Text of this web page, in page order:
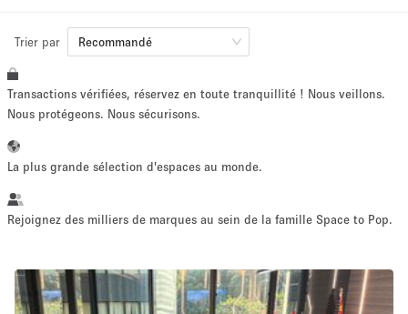
Taille de l'espace
~ 13 personnes
Vente au
détail
Showroom Événement Art Alimentation
Trier par Recommandé
Transactions vérifiées, réservez en toute tranquillité ! Nous veillons.
Nous protégeons. Nous sécurisons.
La plus grande sélection d'espaces au monde.
Rejoignez des milliers de marques au sein de la famille Space to Pop.